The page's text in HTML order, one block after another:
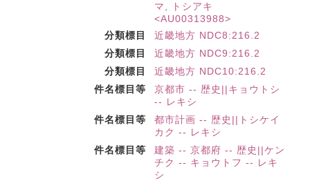
マ, トシアキ
<AU00313988>
分類標目
近畿地方 NDC8:216.2
分類標目
近畿地方 NDC9:216.2
分類標目
近畿地方 NDC10:216.2
件名標目等
京都市 -- 歴史||キョウトシ
-- レキシ
件名標目等
都市計画 -- 歴史||トシケイ
カク -- レキシ
件名標目等
建築 -- 京都府 -- 歴史||ケン
チク -- キョウトフ -- レキ
シ